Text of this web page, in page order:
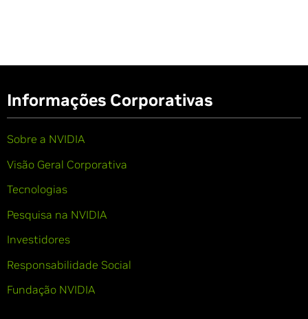
Informações Corporativas
Sobre a NVIDIA
Visão Geral Corporativa
Tecnologias
Pesquisa na NVIDIA
Investidores
Responsabilidade Social
Fundação NVIDIA